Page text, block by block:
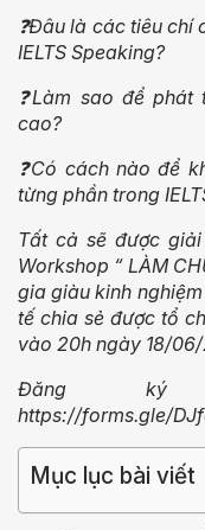
❓Đâu là các tiêu
IELTS Speaking?
❓Làm sao để
cao?
❓Có cách nào để
từng phần trong
Tất cả sẽ được
Workshop “ LÀM
gia giàu kinh
tế chia sẻ được tổ
vào 20h ngày 18/06/
Đăng
https://forms.gle/
Mục lục bài viết